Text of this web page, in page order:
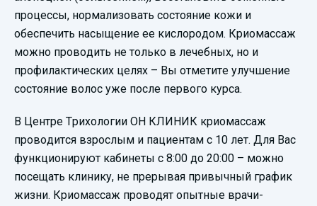
процессы, нормализовать состояние кожи и
обеспечить насыщение ее кислородом. Криомассаж
можно проводить не только в лечебных, но и
профилактических целях – Вы отметите улучшение
состояние волос уже после первого курса.
В Центре Трихологии ОН КЛИНИК криомассаж
проводится взрослым и пациентам с 10 лет. Для Вас
функционируют кабинеты с 8:00 до 20:00 – можно
посещать клинику, не прерывая привычный график
жизни. Криомассаж проводят опытные врачи-